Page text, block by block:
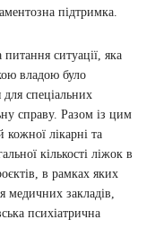
підтримка.
ситуації, яка
владою було
спеціальних
справу. Разом із цим
лікарні та
кількості ліжок в
в рамках яких
медичних закладів,
психіатрична